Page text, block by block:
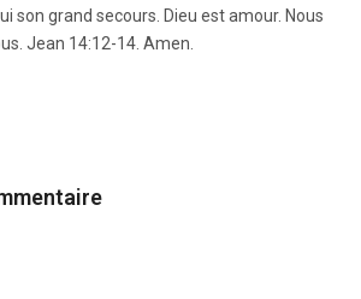
son grand secours. Dieu est amour. Nous
Jean 14:12-14. Amen.